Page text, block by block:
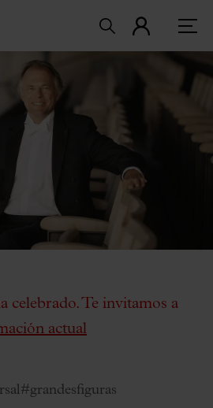
celebrado. Te invitamos a
actual
#grandesfiguras